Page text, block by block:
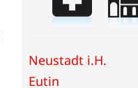
Neustadt i.H.
Eutin